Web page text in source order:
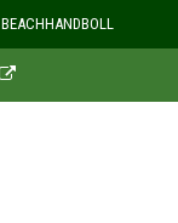
BEACHHANDBOLL